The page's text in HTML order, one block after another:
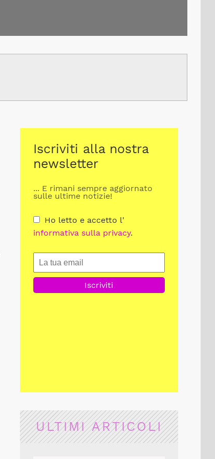
Iscriviti alla nostra
newsletter
... E rimani sempre aggiornato
sulle ultime notizie!
Ho letto e accetto l'
informativa sulla privacy.
ULTIMI ARTICOLI